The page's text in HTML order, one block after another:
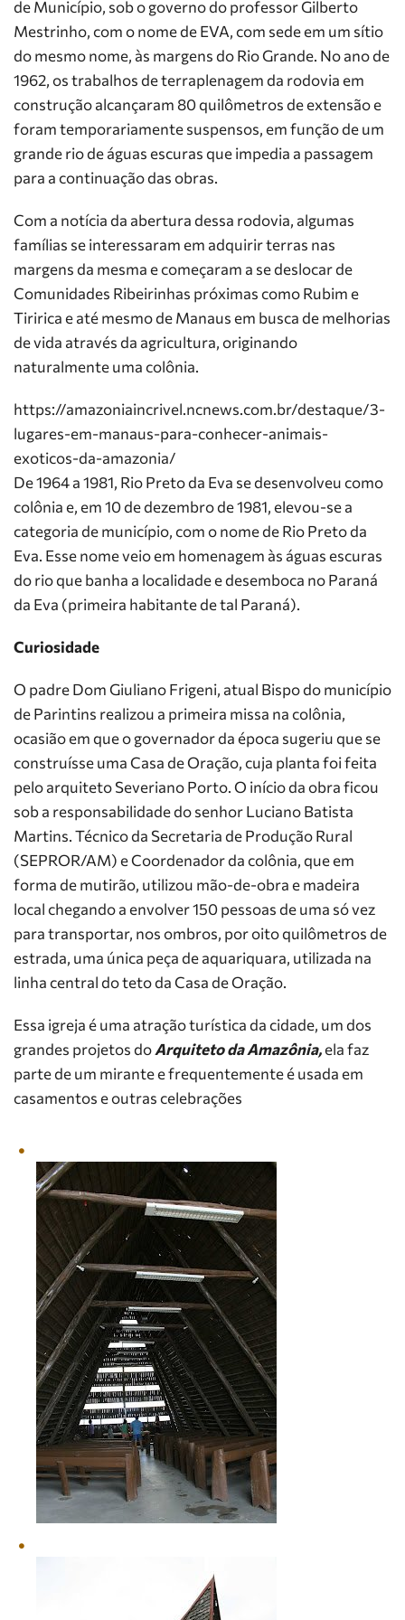
de Município, sob o governo do professor Gilberto
Mestrinho, com o nome de EVA, com sede em um sítio
do mesmo nome, às margens do Rio Grande. No ano de
1962, os trabalhos de terraplenagem da rodovia em
construção alcançaram 80 quilômetros de extensão e
foram temporariamente suspensos, em função de um
grande rio de águas escuras que impedia a passagem
para a continuação das obras.
Com a notícia da abertura dessa rodovia, algumas
famílias se interessaram em adquirir terras nas
margens da mesma e começaram a se deslocar de
Comunidades Ribeirinhas próximas como Rubim e
Tiririca e até mesmo de Manaus em busca de melhorias
de vida através da agricultura, originando
naturalmente uma colônia.
https://amazoniaincrivel.ncnews.com.br/destaque/3-
lugares-em-manaus-para-conhecer-animais-
exoticos-da-amazonia/
De 1964 a 1981, Rio Preto da Eva se desenvolveu como
colônia e, em 10 de dezembro de 1981, elevou-se a
categoria de município, com o nome de Rio Preto da
Eva. Esse nome veio em homenagem às águas escuras
do rio que banha a localidade e desemboca no Paraná
da Eva (primeira habitante de tal Paraná).
Curiosidade
O padre Dom Giuliano Frigeni, atual Bispo do município
de Parintins realizou a primeira missa na colônia,
ocasião em que o governador da época sugeriu que se
construísse uma Casa de Oração, cuja planta foi feita
pelo arquiteto Severiano Porto. O início da obra ficou
sob a responsabilidade do senhor Luciano Batista
Martins. Técnico da Secretaria de Produção Rural
(SEPROR/AM) e Coordenador da colônia, que em
forma de mutirão, utilizou mão-de-obra e madeira
local chegando a envolver 150 pessoas de uma só vez
para transportar, nos ombros, por oito quilômetros de
estrada, uma única peça de aquariquara, utilizada na
linha central do teto da Casa de Oração.
Essa igreja é uma atração turística da cidade, um dos
grandes projetos doArquiteto da Amazônia,ela faz
parte de um mirante e frequentemente é usada em
casamentos e outras celebrações